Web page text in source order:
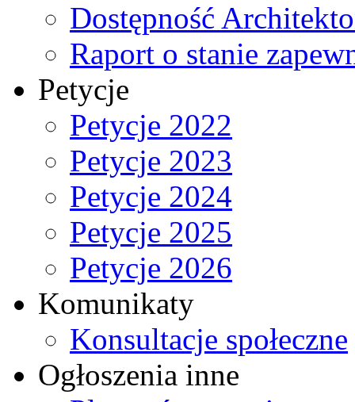
Dostępność
Raport o stanie
Petycje
Petycje 2022
Petycje 2023
Petycje 2024
Petycje 2025
Petycje 2026
Komunikaty
Konsultacje społeczne
Ogłoszenia inne